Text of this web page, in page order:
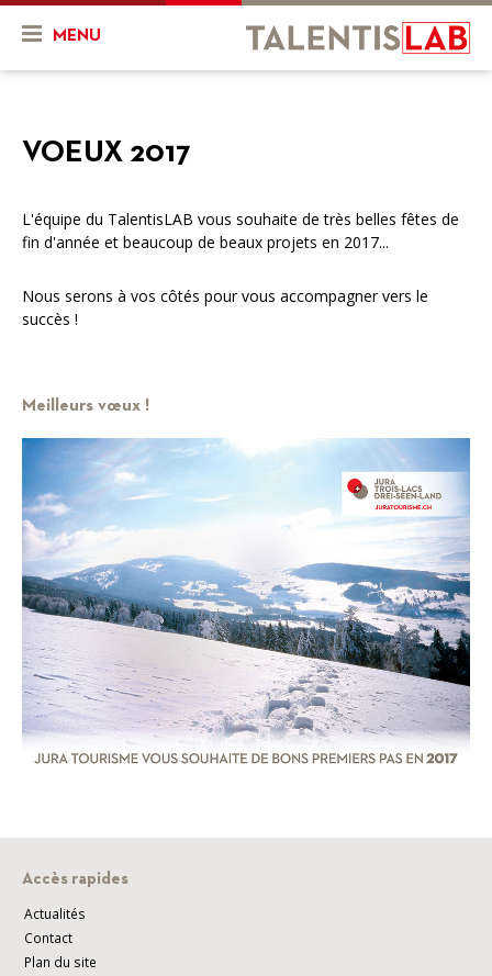
MENU
Présentation
L'équipe
Nos objectifs
Combien ça coûte ?
Nos partenaires
Actualités & Agenda
Agenda
Mon projet
En cours
Vidéos
VOEUX 2017
L'équipe du TalentisLAB vous souhaite de très belles fêtes de
fin d'année et beaucoup de beaux projets en 2017...
Nous serons à vos côtés pour vous accompagner vers le
succès !
Meilleurs vœux !
Accès rapides
Actualités
Contact
Plan du site